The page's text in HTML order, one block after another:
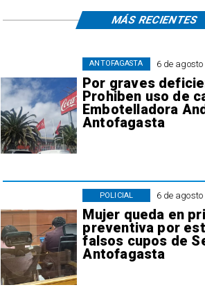
6 de
Por graves
Prohiben uso de
Embotelladora
Antofagasta
ANTOFAGASTA
6 de
Mujer queda en
preventiva por
falsos cupos de
Antofagasta
POLICIAL
MÁS RECIENTES